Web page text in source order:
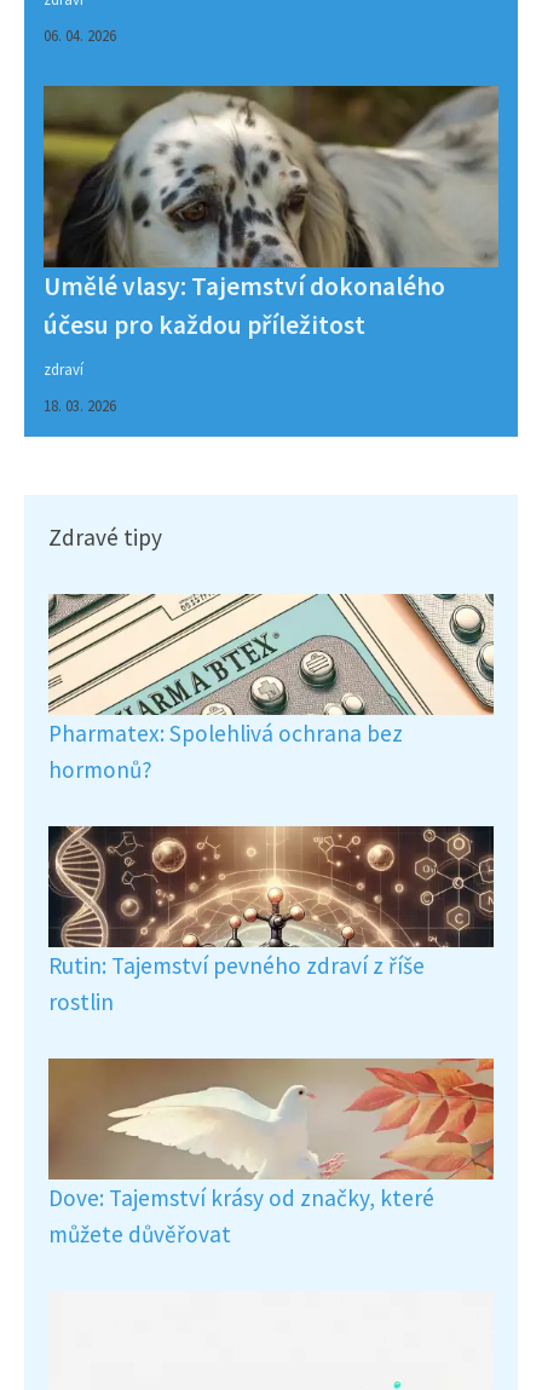
06. 04. 2026
Umělé vlasy: Tajemství dokonalého
účesu pro každou příležitost
zdraví
18. 03. 2026
Zdravé tipy
Pharmatex: Spolehlivá ochrana bez
hormonů?
Rutin: Tajemství pevného zdraví z říše
rostlin
Dove: Tajemství krásy od značky, které
můžete důvěřovat